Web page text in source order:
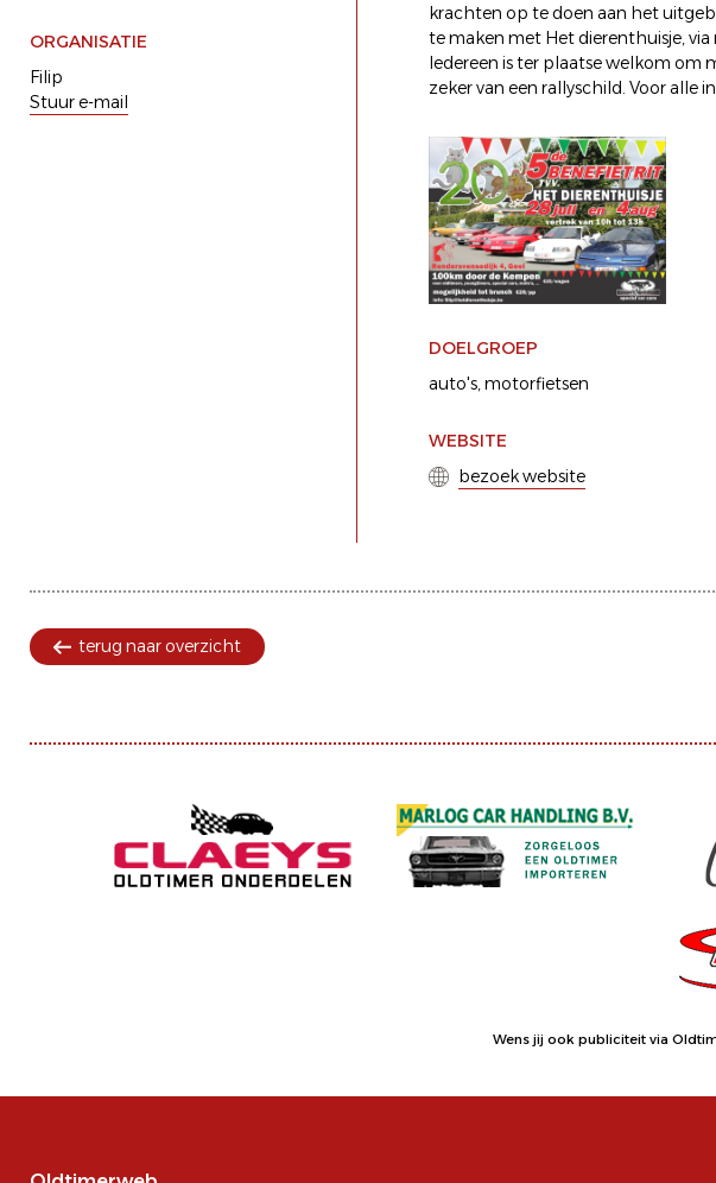
ORGANISATIE
Filip
Stuur e-mail
krachten op te doen aan het
te maken met Het dierenthuisje,
Iedereen is ter plaatse welkom om
zeker van een rallyschild. Voor alle
DOELGROEP
auto's motorfietsen
WEBSITE
bezoek website
terug naar overzicht
Wens jij ook publiciteit via